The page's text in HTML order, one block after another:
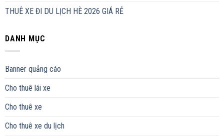
THUÊ XE ĐI DU LỊCH HÈ 2026 GIÁ RẺ
DANH MỤC
Banner quảng cáo
Cho thuê lái xe
Cho thuê xe
Cho thuê xe du lịch